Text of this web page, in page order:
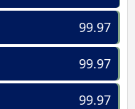
99.97
99.97
99.97